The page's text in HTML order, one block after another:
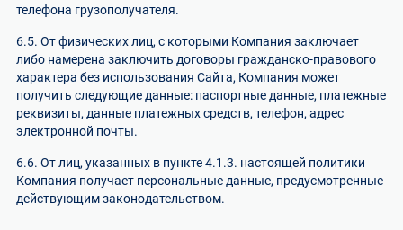
телефона грузополучателя.
6.5. От физических лиц, с которыми Компания заключает
либо намерена заключить договоры гражданско-правового
характера без использования Сайта, Компания может
получить следующие данные: паспортные данные, платежные
реквизиты, данные платежных средств, телефон, адрес
электронной почты.
6.6. От лиц, указанных в пункте 4.1.3. настоящей политики
Компания получает персональные данные, предусмотренные
действующим законодательством.